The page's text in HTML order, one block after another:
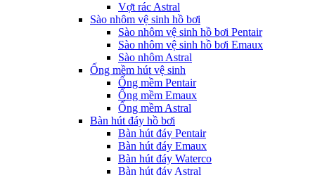
Vợt rác Astral
Sào nhôm vệ sinh hồ bơi
Sào nhôm vệ sinh hồ bơi Pentair
Sào nhôm vệ sinh hồ bơi Emaux
Sào nhôm Astral
Ống mềm hút vệ sinh
Ống mềm Pentair
Ống mềm Emaux
Ống mềm Astral
Bàn hút đáy hồ bơi
Bàn hút đáy Pentair
Bàn hút đáy Emaux
Bàn hút đáy Waterco
Bàn hút đáy Astral